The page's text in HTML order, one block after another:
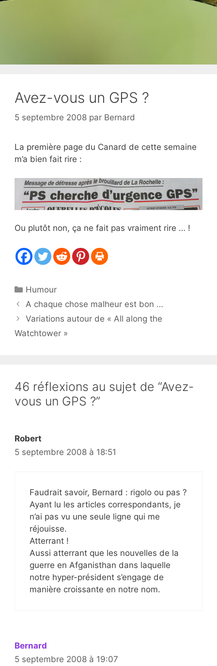
Avez-vous un GPS ?
5 septembre 2008 par Bernard
La première page du Canard de cette semaine
m’a bien fait rire :
Ou plutôt non, ça ne fait pas vraiment rire … !
Catégories
Humour
A chaque chose malheur est bon …
Variations autour de « All along the
Watchtower »
46 réflexions au sujet de “Avez-
vous un GPS ?”
Robert
5 septembre 2008 à 18:51
Faudrait savoir, Bernard : rigolo ou pas ?
Ayant lu les articles correspondants, je
n’ai pas vu une seule ligne qui me
réjouisse.
Atterrant !
Aussi atterrant que les nouvelles de la
guerre en Afganisthan dans laquelle
notre hyper-président s’engage de
manière croissante en notre nom.
Bernard
5 septembre 2008 à 19:07